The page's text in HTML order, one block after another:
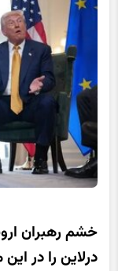
درلاین را در
مفتضحانه برای